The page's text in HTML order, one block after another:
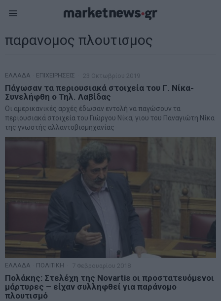
παρανομος πλουτισμος
ΕΛΛΑΔΑ ΕΠΙΧΕΙΡΗΣΕΙΣ 23 Οκτωβρίου 2019
Πάγωσαν τα περιουσιακά στοιχεία του Γ. Νίκα-
Συνελήφθη ο Τηλ. Λαβίδας
Οι αμερικανικές αρχές έδωσαν εντολή να παγώσουν τα
περιουσιακά στοιχεία του Γιώργου Νίκα, γιου του Παναγιώτη Νίκα
της γνωστής αλλαντοβιομηχανίας
ΕΛΛΑΔΑ ΠΟΛΙΤΙΚΗ 7 Φεβρουαρίου 2018
Πολάκης: Στελέχη της Novartis οι προστατευόμενοι
μάρτυρες – είχαν συλληφθεί για παράνομο
πλουτισμό